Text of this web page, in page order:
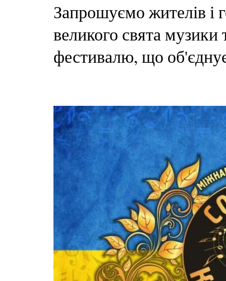
Запрошуємо жителів і
великого свята
фестивалю, що